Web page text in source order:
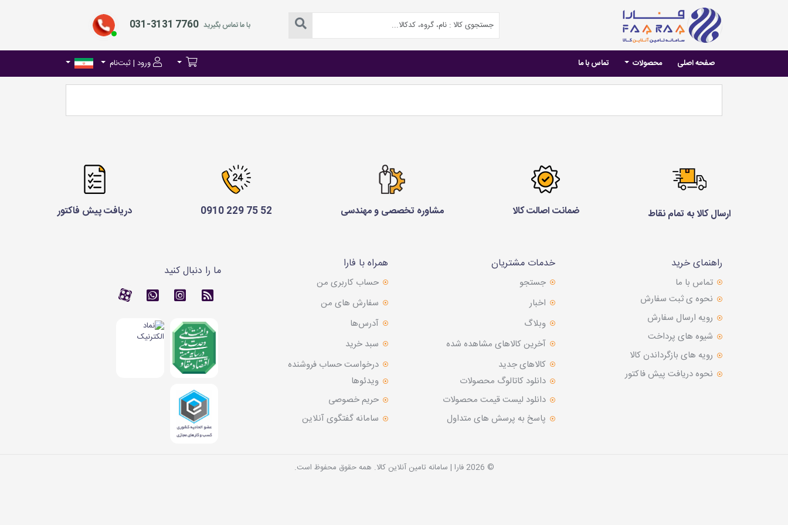
با ما تماس بگیرید 031-3131 7760
صفحه اصلی محصولات تماس با ما ورود | ثبت‌نام
ارسال کالا به تمام نقاط ضمانت اصالت کالا مشاوره تخصصی و مهندسی 52 75 229 0910 دریافت پیش فاکتور
راهنمای خرید
تماس با ما
نحوه ی ثبت سفارش
رویه ارسال سفارش
شیوه های پرداخت
رویه های بازگرداندن کالا
نحوه دریافت پیش فاکتور
خدمات مشتریان
جستجو
اخبار
وبلاگ
آخرین کالاهای مشاهده شده
کالاهای جدید
دانلود کاتالوگ محصولات
دانلود لیست قیمت محصولات
پاسخ به پرسش های متداول
همراه با فارا
حساب کاربری من
سفارش های من‎
آدرس‌ها
سبد خرید
درخواست حساب فروشنده
ویدئوها
حریم خصوصی
سامانه گفتگوی آنلاین
ما را دنبال کنید
RSS کانال آپارات
تماس با واتس اپ
کانال آپارات
© 2026 فارا | سامانه تامین آنلاین کالا. همه حقوق محفوظ است.